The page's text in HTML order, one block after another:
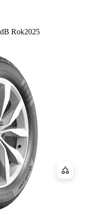
Rok2025